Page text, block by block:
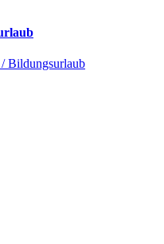
Bildungsurlaub